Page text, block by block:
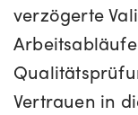
verzögerte
Vertrauen in